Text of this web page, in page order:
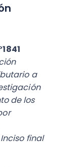
a
de los
final